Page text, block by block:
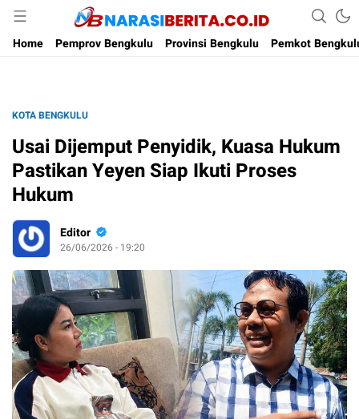
Narasi Berita
Home
Pemprov Bengkulu Provinsi Bengkulu Pemkot
KOTA BENGKULU
Usai Dijemput Penyidik, Kuasa Hukum
Pastikan Yeyen Siap Ikuti Proses
Hukum
Editor
26/06/2026 - 19:20